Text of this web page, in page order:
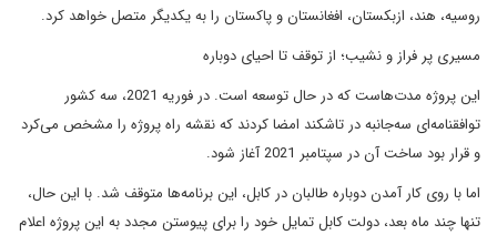
روسیه، هند، ازبکستان، افغانستان و پاکستان را به یکدیگر متصل خواهد کرد.
مسیری پر فراز و نشیب؛ از توقف تا احیای دوباره
این پروژه مدت‌هاست که در حال توسعه است. در فوریه 2021، سه کشور
توافقنامه‌ای سه‌جانبه در تاشکند امضا کردند که نقشه راه پروژه را مشخص می‌کرد
و قرار بود ساخت آن در سپتامبر 2021 آغاز شود.
اما با روی کار آمدن دوباره طالبان در کابل، این برنامه‌ها متوقف شد. با این حال،
تنها چند ماه بعد، دولت کابل تمایل خود را برای پیوستن مجدد به این پروژه اعلام